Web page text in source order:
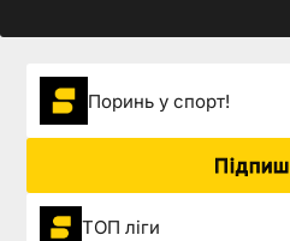
Поринь у спорт!
ТОП ліги